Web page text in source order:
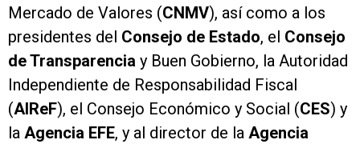
Mercado de Valores (CNMV), así como a los
presidentes del Consejo de Estado, el Consejo
de Transparencia y Buen Gobierno, la Autoridad
Independiente de Responsabilidad Fiscal
(AIReF), el Consejo Económico y Social (CES) y
la Agencia EFE, y al director de la Agencia